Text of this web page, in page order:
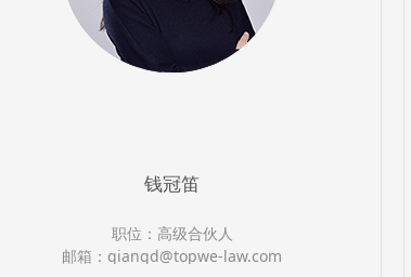
钱冠笛
职位：高级合伙人
邮箱：qiangd@topwe-law.com